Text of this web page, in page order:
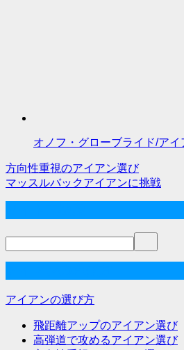
オノフ・グローブライド/ア
投
稿
ビ
ー
方向性重視のアイアン選び
マッスルバックアイアンに挑戦
アイアンの選び方
飛距離アップのアイアン選び
高弾道で攻めるアイアン選び